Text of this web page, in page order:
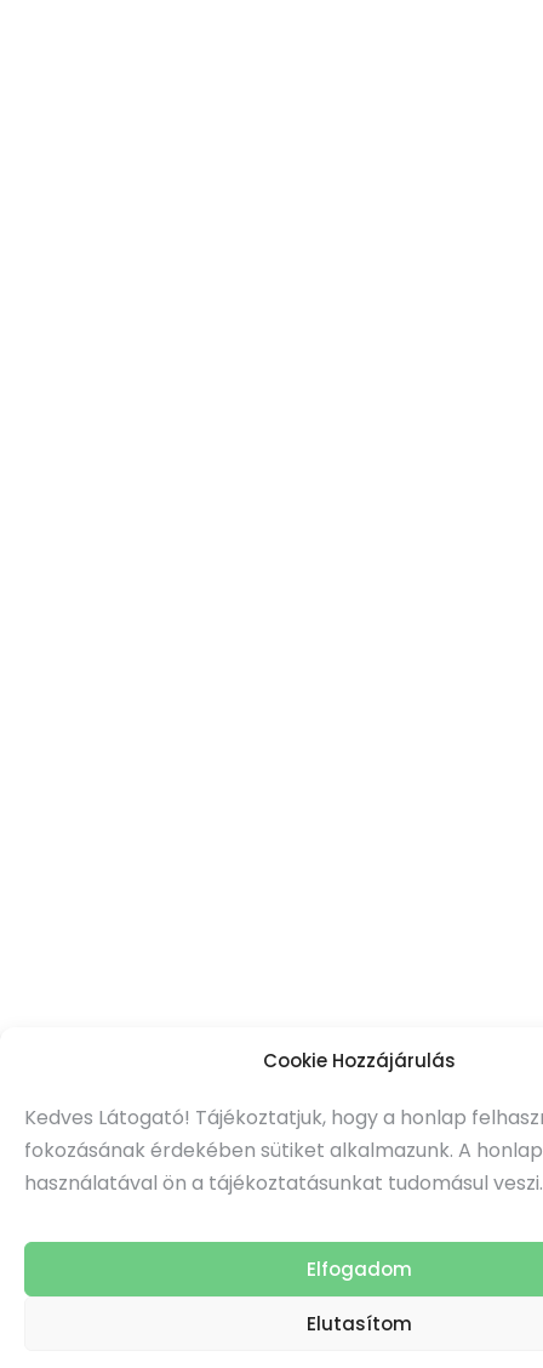
Cookie Hozzájárulás
Kedves Látogató! Tájékoztatjuk, hogy a honlap
fokozásának érdekében sütiket alkalmazunk. A
használatával ön a tájékoztatásunkat tudomásul veszi.
Elfogadom
Elutasítom